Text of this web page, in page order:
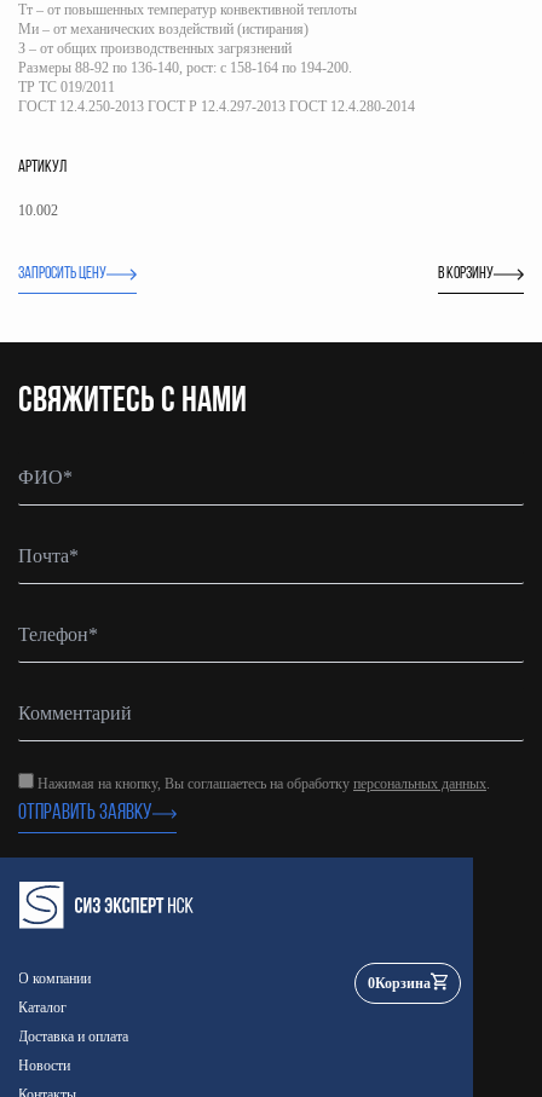
Тт – от повышенных температур конвективной теплоты
Ми – от механических воздействий (истирания)
З – от общих производственных загрязнений
Размеры 88-92 по 136-140, рост: с 158-164 по 194-200.
ТР ТС 019/2011
ГОСТ 12.4.250-2013 ГОСТ Р 12.4.297-2013 ГОСТ 12.4.280-2014
АРТИКУЛ
10.002
ЗАПРОСИТЬ ЦЕНУ В корзину
CВЯЖИТЕСЬ С НАМИ
ОТПРАВИТЬ ЗАЯВКУ
Нажимая на кнопку, Вы соглашаетесь на обработку персональных данных.
О компании
Каталог
Доставка и оплата
Новости
0Корзина